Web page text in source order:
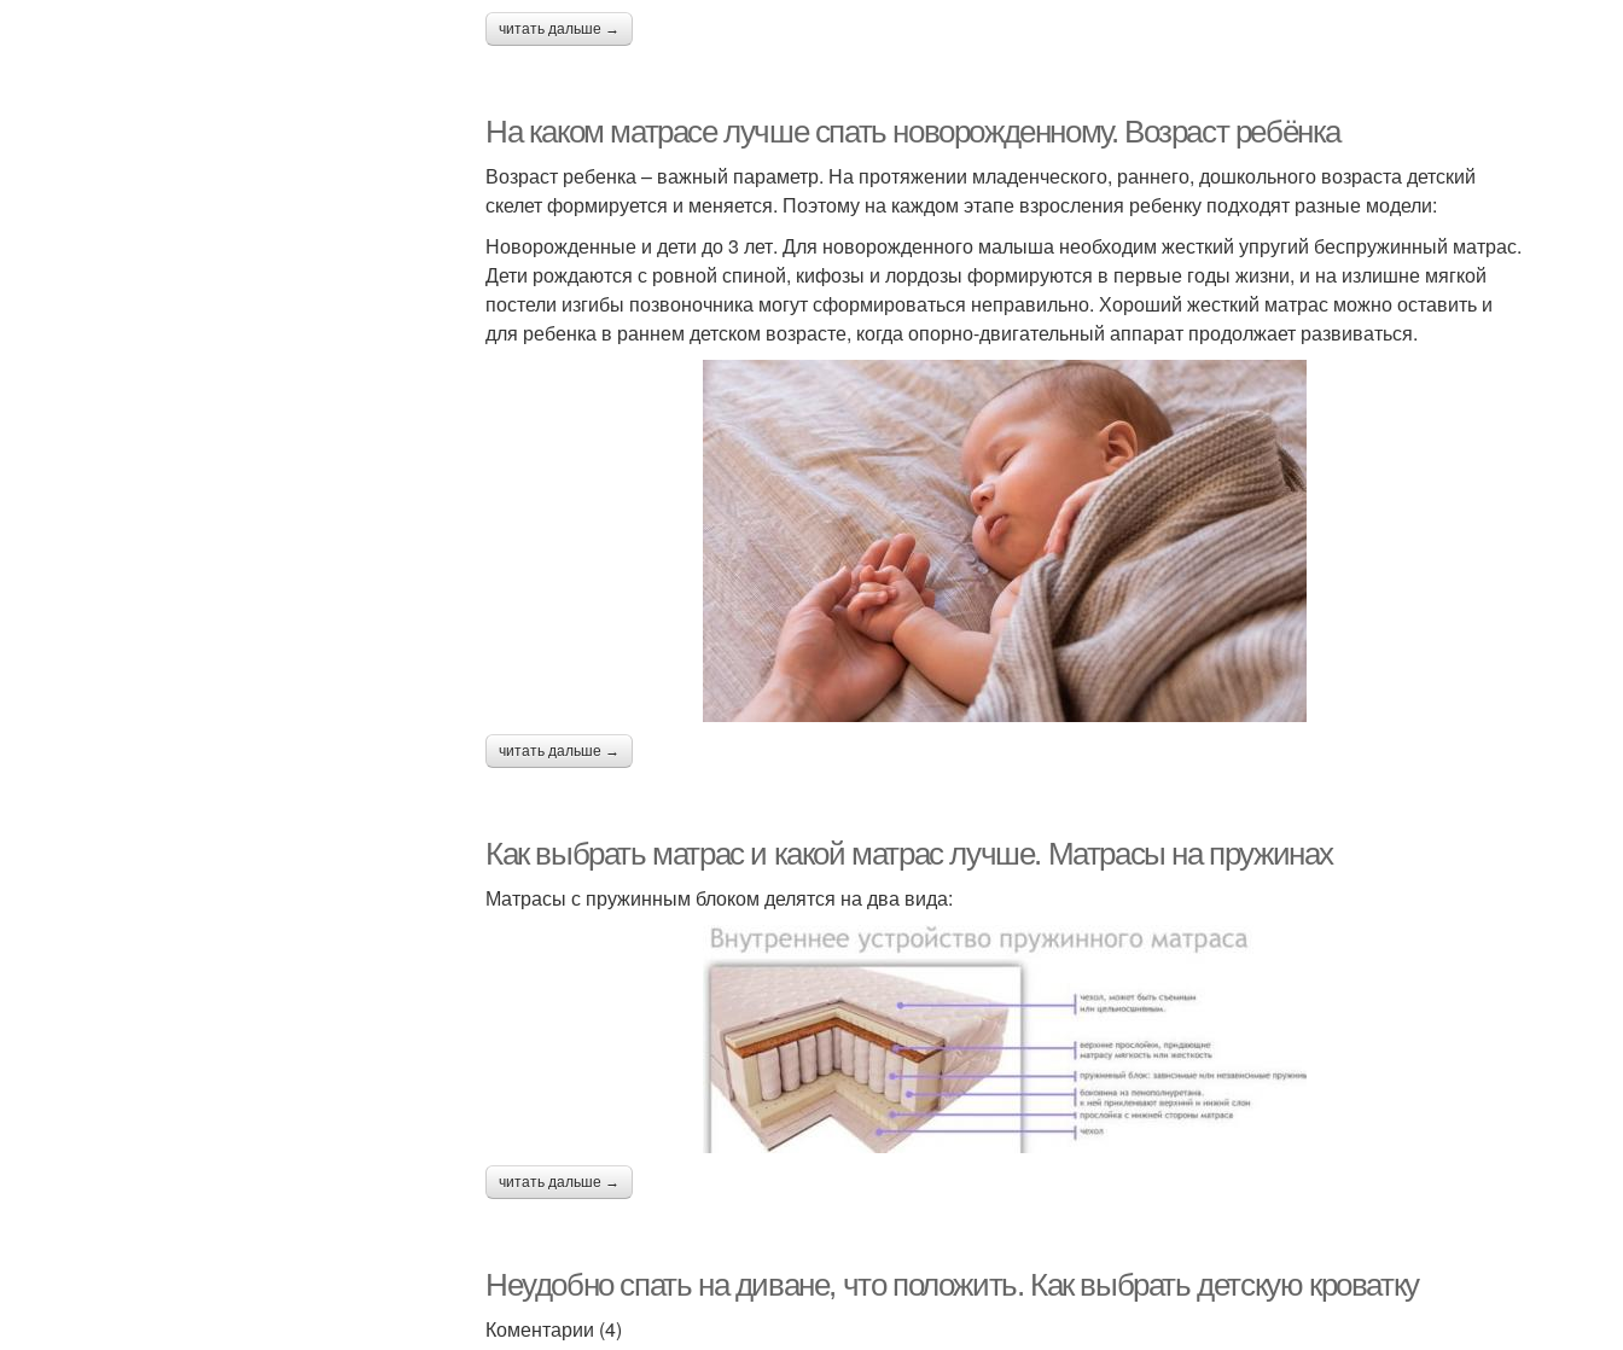
читать дальше →
На каком матрасе лучше спать новорожденному. Возраст ребёнка
Возраст ребенка – важный параметр. На протяжении младенческого, раннего, дошкольного возраста детский
скелет формируется и меняется. Поэтому на каждом этапе взросления ребенку подходят разные модели:
Новорожденные и дети до 3 лет. Для новорожденного малыша необходим жесткий упругий беспружинный матрас.
Дети рождаются с ровной спиной, кифозы и лордозы формируются в первые годы жизни, и на излишне мягкой
постели изгибы позвоночника могут сформироваться неправильно. Хороший жесткий матрас можно оставить и
для ребенка в раннем детском возрасте, когда опорно-двигательный аппарат продолжает развиваться.
читать дальше →
Как выбрать матрас и какой матрас лучше. Матрасы на пружинах
Матрасы с пружинным блоком делятся на два вида:
читать дальше →
Неудобно спать на диване, что положить. Как выбрать детскую кроватку
Коментарии (4)